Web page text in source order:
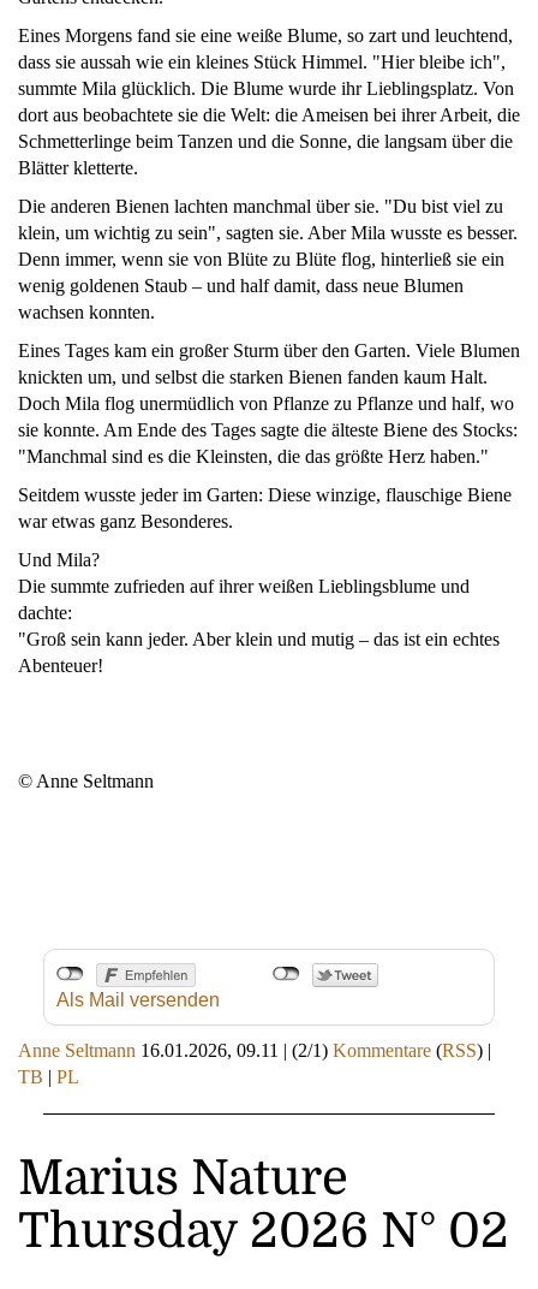
Eines Morgens fand sie eine weiße Blume, so zart und leuchtend,
dass sie aussah wie ein kleines Stück Himmel. "Hier bleibe ich",
summte Mila glücklich. Die Blume wurde ihr Lieblingsplatz. Von
dort aus beobachtete sie die Welt: die Ameisen bei ihrer Arbeit, die
Schmetterlinge beim Tanzen und die Sonne, die langsam über die
Blätter kletterte.
Die anderen Bienen lachten manchmal über sie. "Du bist viel zu
klein, um wichtig zu sein", sagten sie. Aber Mila wusste es besser.
Denn immer, wenn sie von Blüte zu Blüte flog, hinterließ sie ein
wenig goldenen Staub – und half damit, dass neue Blumen
wachsen konnten.
Eines Tages kam ein großer Sturm über den Garten. Viele Blumen
knickten um, und selbst die starken Bienen fanden kaum Halt.
Doch Mila flog unermüdlich von Pflanze zu Pflanze und half, wo
sie konnte. Am Ende des Tages sagte die älteste Biene des Stocks:
"Manchmal sind es die Kleinsten, die das größte Herz haben."
Seitdem wusste jeder im Garten: Diese winzige, flauschige Biene
war etwas ganz Besonderes.
Und Mila?
Die summte zufrieden auf ihrer weißen Lieblingsblume und
dachte:
"Groß sein kann jeder. Aber klein und mutig – das ist ein echtes
Abenteuer!
© Anne Seltmann
Als Mail versenden
Anne Seltmann 16.01.2026, 09.11 | (2/1) Kommentare (RSS) |
TB | PL
Marius Nature
Thursday 2026 N° 02